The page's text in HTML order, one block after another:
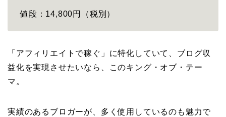
値段：14,800円（税別）
「アフィリエイトで稼ぐ」に特化していて、ブログ収
益化を実現させたいなら、このキング・オブ・テー
マ。
実績のあるブロガーが、多く使用しているのも魅力で